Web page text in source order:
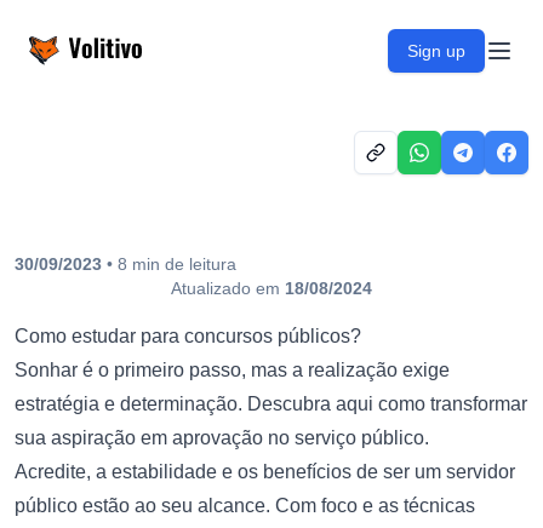
Volitivo Sign up
30/09/2023 • 8 min de leitura
Atualizado em 18/08/2024
Como estudar para concursos públicos?
Sonhar é o primeiro passo, mas a realização exige
estratégia e determinação. Descubra aqui como transformar
sua aspiração em aprovação no serviço público.
Acredite, a estabilidade e os benefícios de ser um servidor
público estão ao seu alcance. Com foco e as técnicas